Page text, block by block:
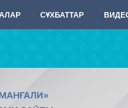
СҰХБАТТАР